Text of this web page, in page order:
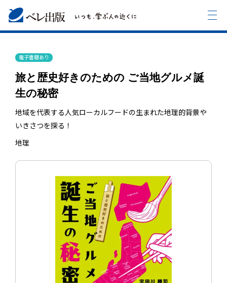
電子書籍あり
旅と歴史好きのための ご当地グルメ誕
生の秘密
地域を代表する人気ローカルフードの生まれた地理的背景や
いきさつを探る！
地理